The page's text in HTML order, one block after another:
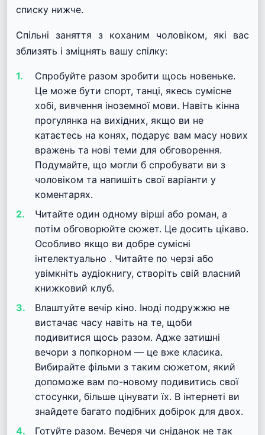
списку нижче.
Спільні заняття з коханим чоловіком, які вас
зблизять і зміцнять вашу спілку:
Спробуйте разом зробити щось новеньке.
Це може бути спорт, танці, якесь сумісне
хобі, вивчення іноземної мови. Навіть кінна
прогулянка на вихідних, якщо ви не
катаєтесь на конях, подарує вам масу нових
вражень та нові теми для обговорення.
Подумайте, що могли б спробувати ви з
чоловіком та напишіть свої варіанти у
коментарях.
Читайте один одному вірші або роман, а
потім обговорюйте сюжет. Це досить цікаво.
Особливо якщо ви добре сумісні
інтелектуально . Читайте по черзі або
увімкніть аудіокнигу, створіть свій власний
книжковий клуб.
Влаштуйте вечір кіно. Іноді подружжю не
вистачає часу навіть на те, щоби
подивитися щось разом. Адже затишні
вечори з попкорном — це вже класика.
Вибирайте фільми з таким сюжетом, який
допоможе вам по-новому подивитись свої
стосунки, більше цінувати їх. В інтернеті ви
знайдете багато подібних добірок для двох.
Готуйте разом. Вечеря чи сніданок не так